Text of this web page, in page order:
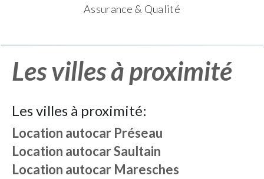
Assurance & Qualité
Les villes à proximité
Les villes à proximité:
Location autocar Préseau
Location autocarSaultain
Location autocar Maresches